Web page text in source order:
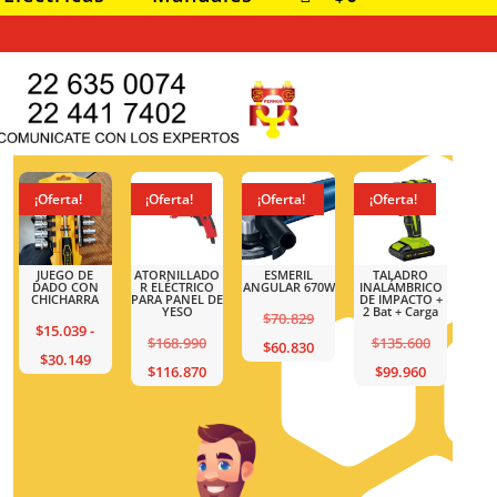
¡Oferta!
JUEGO DE
DADO CON
CHICHARRA
$15.039-
$30.149Rango
¡Oferta!
ATORNILLADO
R ELÉCTRICO
PARA PANEL DE
YESO
$168.990El
precio
era:
$168.990.
$116.870El
actual
es:
$116.870.
¡Oferta!
ESMERIL
ANGULAR 670W
$70.829El
precio
$60.830El
$60.830.
¡Oferta!
TALADRO
INALÁMBRICO
DE IMPACTO +
2 Bat + Carga
$135.600El
era:
$135.600.
$99.960El
actual
es: